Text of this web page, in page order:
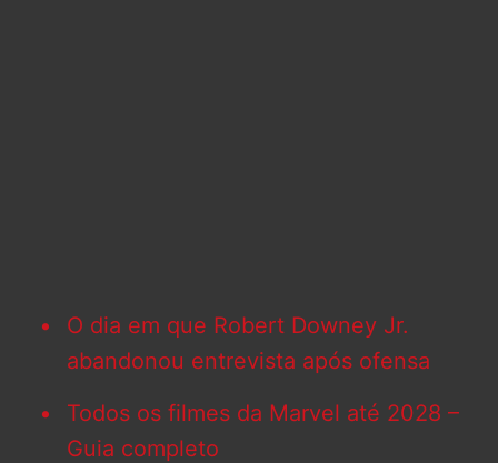
O dia em que Robert Downey Jr.
abandonou entrevista após ofensa
Todos os filmes da Marvel até 2028 –
Guia completo